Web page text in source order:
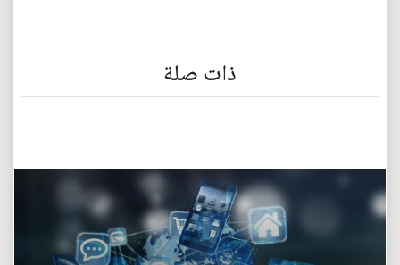
ذات صلة